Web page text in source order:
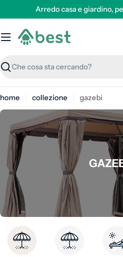
Arredo casa e giardino,
Ricerca
home collezione gazebi